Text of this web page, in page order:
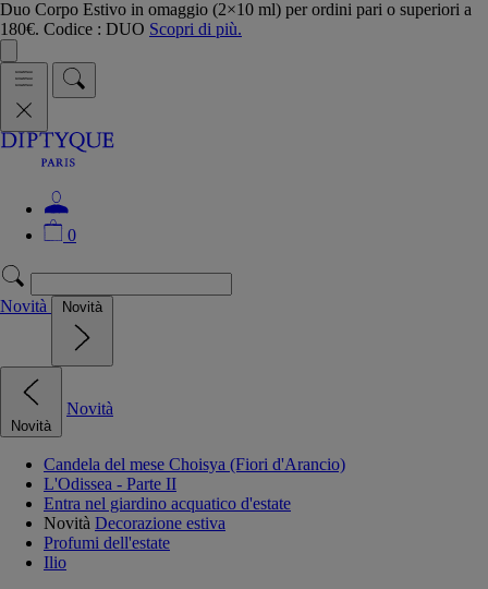
Duo Corpo Estivo in omaggio (2×10 ml) per ordini pari o superiori a
180€. Codice : DUO Scopri di più.
0
Novità Novità
Novità
Novità
Candela del mese Choisya (Fiori d'Arancio)
L'Odissea - Parte II
Entra nel giardino acquatico d'estate
Novità Decorazione estiva
Profumi dell'estate
Ilio